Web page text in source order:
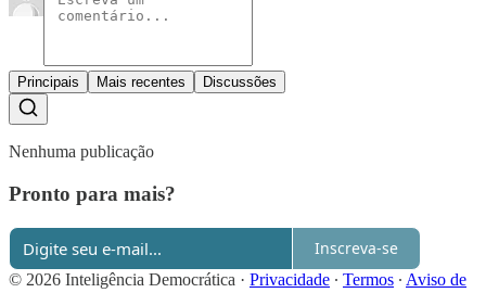
Principais Mais recentes Discussões
Nenhuma publicação
Pronto para mais?
Inscreva-se
© 2026 Inteligência Democrática · Privacidade ∙ Termos ∙ Aviso de